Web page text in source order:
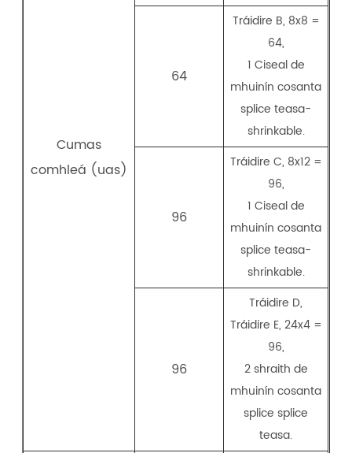
Cumas
comhleá (uas)
64
Tráidire B, 8x8 =
64,
1 Ciseal de
mhuinín cosanta
splice teasa-
shrinkable.
96
Tráidire C, 8x12 =
96,
1 Ciseal de
mhuinín cosanta
splice teasa-
shrinkable.
96
Tráidire D,
Tráidire E, 24x4 =
96,
2 shraith de
mhuinín cosanta
splice splice
teasa.